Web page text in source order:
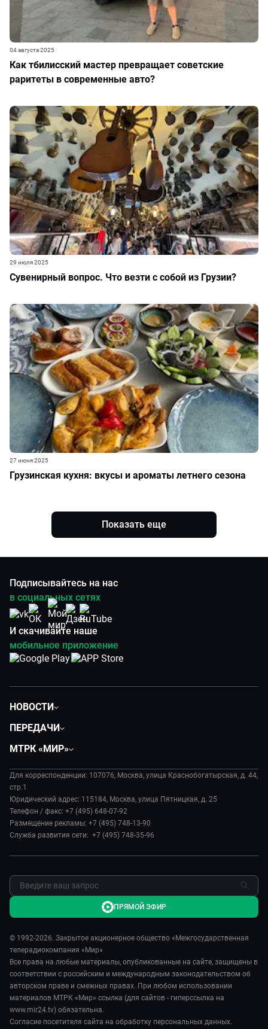
Как тбилисский мастер превращает советские
раритеты в современные авто?
04 августа 2025
Сувенирный вопрос. Что везти с собой из Грузии?
29 июля 2025
Грузинская кухня: вкусы и ароматы летнего сезона
27 июня 2025
Показать еще
Подписывайтесь на нас
в социальных сетях
И скачивайте наше
мобильное приложение
НОВОСТИ
Экономика
Происшествия
Наука и технологии
Культура
Спорт
ПЕРЕДАЧИ
Евразия. Культурно
Евразия. Регионы
Наши иностранцы
Пять причин поехать в...
Сделано в Содружестве
Я – волонтер
МТРК «МИР»
История
Руководство
Лица мира
Новости
Реклама
Обратная связь
Для корреспонденции: 107076, Москва, улица Краснобогатырская, д. 44,
стр.1
Юридический адрес: 115184, Москва, улица Пятницкая, д. 25
Телефон / факс: +7 (495) 648-07-92
Размещение рекламы: +7 (495) 748-13-90
Служба развития сети: +7 (495) 748-35-96
© 1992-2026. Закрытое акционерное общество «Межгосударственная
телерадиокомпания «Мир»
Все права на любые материалы, опубликованные на сайте, защищены в
соответствии с российским и международным законодательством об
авторском праве и смежных правах. При любом использовании
материалов МТРК «Мир» ссылка (для сайтов - гиперссылка на
www.mir24.tv) обязательна.
Согласие посетителя сайта на обработку персональных данных.
ПРЯМОЙ ЭФИР